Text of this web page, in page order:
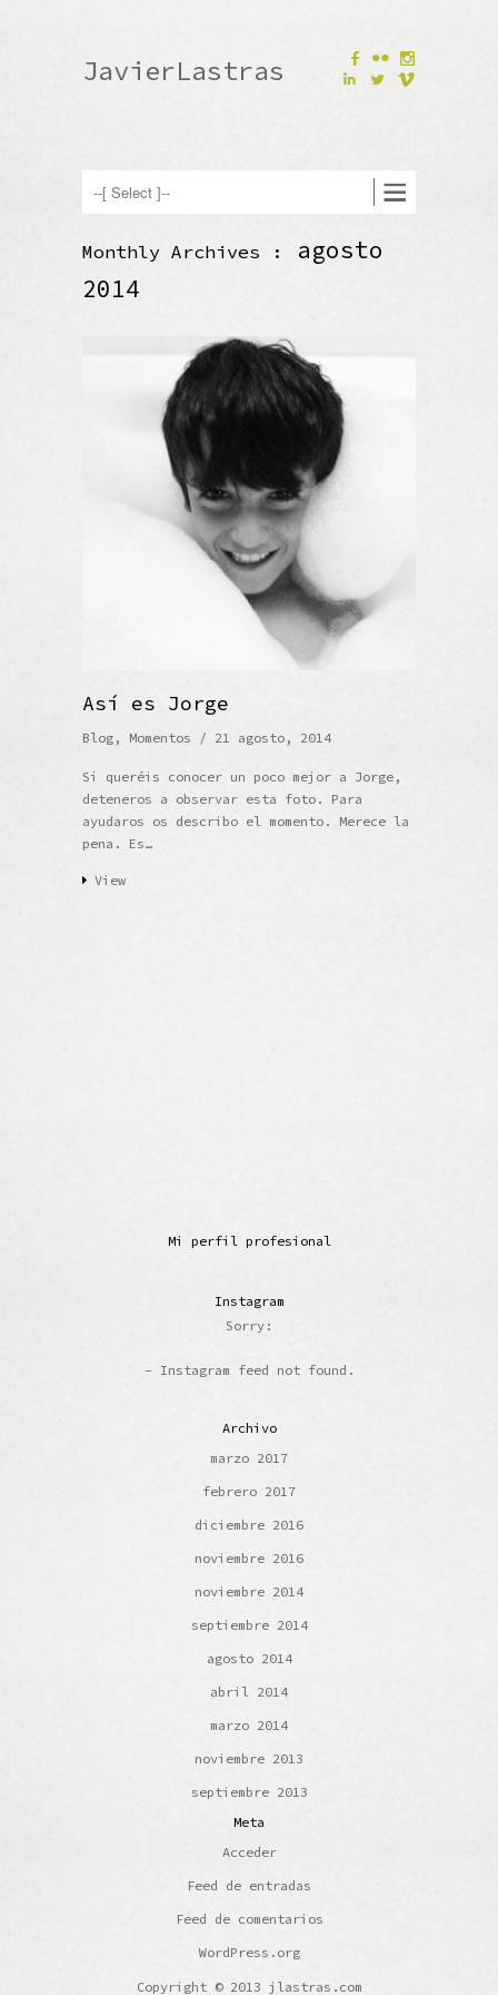
JavierLastras F
N
I
L V
Monthly Archives :
agosto
2014
Así es Jorge
Blog , Momentos / 21 agosto, 2014
Si queréis conocer un poco mejor a Jorge,
deteneros a observar esta foto. Para
ayudaros os describo el momento. Merece la
pena. Es…
View
Mi perfil profesional
Instagram
Sorry:
- Instagram feed not found.
Archivo
marzo 2017
febrero 2017
diciembre 2016
noviembre 2016
noviembre 2014
septiembre 2014
agosto 2014
abril 2014
marzo 2014
noviembre 2013
septiembre 2013
Meta
Acceder
Feed de entradas
Feed de comentarios
WordPress.org
Copyright © 2013 jlastras.com